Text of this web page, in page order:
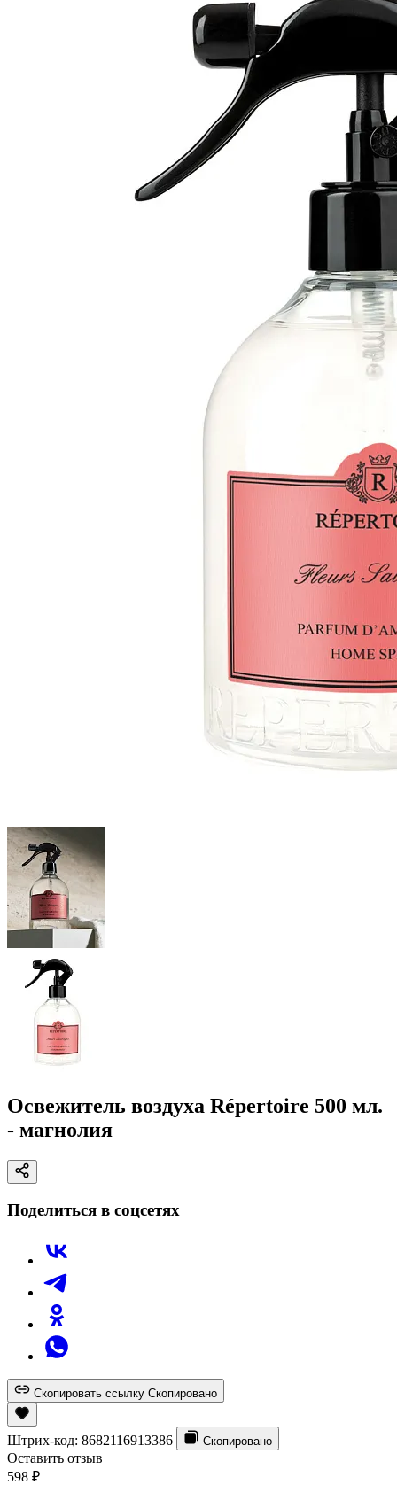
Освежитель воздуха Répertoire 500 мл.
- магнолия
Поделиться в соцсетях
Скопировать ссылку Скопировано
Штрих-код: 8682116913386 Скопировано
Оставить отзыв
598 ₽